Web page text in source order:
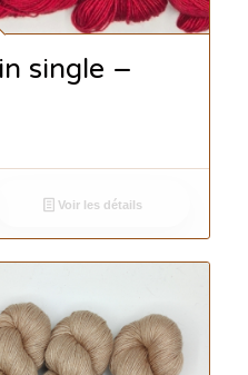
single –
Voir les détails